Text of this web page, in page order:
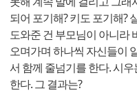
되어 포기해? 키도 포기해?
도와준 건 부모님이 아니라
오며가며 하나씩 자신들이
서 함께 줄넘기를 한다. 시
한다. 그 결과는?